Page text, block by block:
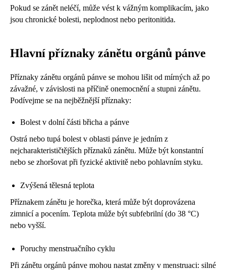
Pokud se zánět neléčí, může vést k vážným komplikacím, jako
jsou chronické bolesti, neplodnost nebo peritonitida.
Hlavní příznaky zánětu orgánů pánve
Příznaky zánětu orgánů pánve se mohou lišit od mírných až po
závažné, v závislosti na příčině onemocnění a stupni zánětu.
Podívejme se na nejběžnější příznaky:
Bolest v dolní části břicha a pánve
Ostrá nebo tupá bolest v oblasti pánve je jedním z
nejcharakterističtějších příznaků zánětu. Může být konstantní
nebo se zhoršovat při fyzické aktivitě nebo pohlavním styku.
Zvýšená tělesná teplota
Příznakem zánětu je horečka, která může být doprovázena
zimnicí a pocením. Teplota může být subfebrilní (do 38 °C)
nebo vyšší.
Poruchy menstruačního cyklu
Při zánětu orgánů pánve mohou nastat změny v menstruaci: silné